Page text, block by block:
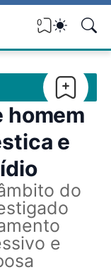
0
homem
e
do
e